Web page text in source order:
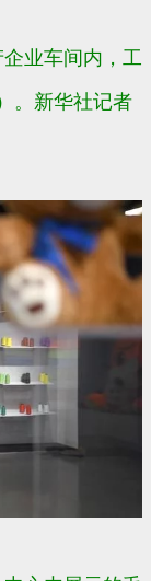
业车间内，工
。新华社记者